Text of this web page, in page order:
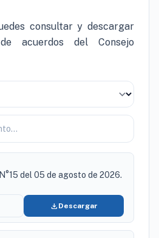
consultar y descargar
acuerdos del Consejo
del 05 de agosto de 2026.
download Descargar